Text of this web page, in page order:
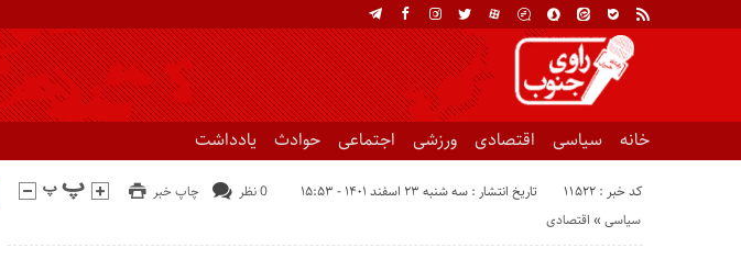
خانه سیاسی اقتصادی ورزشی اجتماعی حوادث یادداشت
کد خبر : 11522 تاریخ انتشار : سه شنبه ۲۳ اسفند ۱۴۰۱ - ۱۵:۵۳ چاپ خبر
0 نظر
اقتصادی « سیاسی